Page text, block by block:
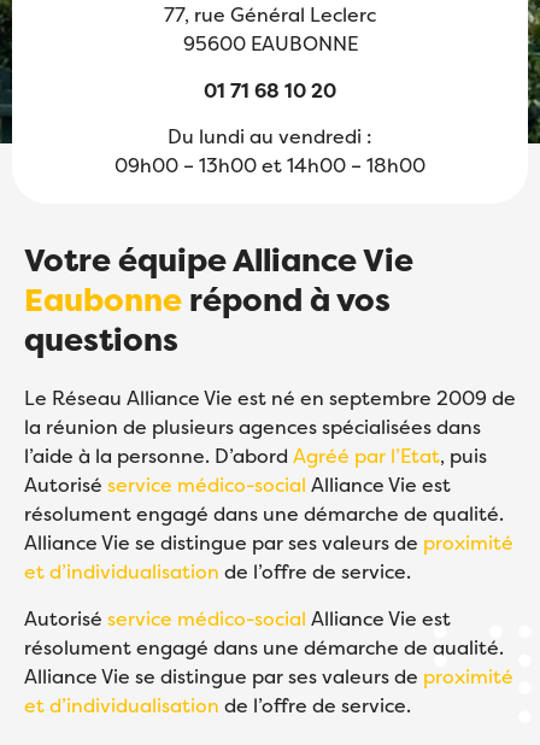
77, rue Général Leclerc
95600 EAUBONNE
01 71 68 10 20
Du lundi au vendredi :
09h00 – 13h00 et 14h00 – 18h00
Votre équipe Alliance Vie
Eaubonne répond à vos
questions
Le Réseau Alliance Vie est né en septembre 2009 de
la réunion de plusieurs agences spécialisées dans
l’aide à la personne. D’abord Agréé par l’Etat, puis
Autorisé service médico-social Alliance Vie est
résolument engagé dans une démarche de qualité.
Alliance Vie se distingue par ses valeurs de proximité
et d’individualisation de l’offre de service.
Autorisé service médico-social Alliance Vie est
résolument engagé dans une démarche de qualité.
Alliance Vie se distingue par ses valeurs de proximité
et d’individualisation de l’offre de service.